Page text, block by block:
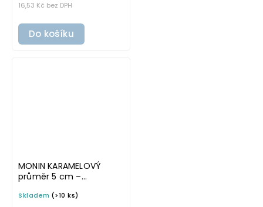
16,53 Kč bez DPH
Do košíku
MONIN KARAMELOVÝ
průměr 5 cm –
písmu, omyvatelná
Skladem (>10 ks)